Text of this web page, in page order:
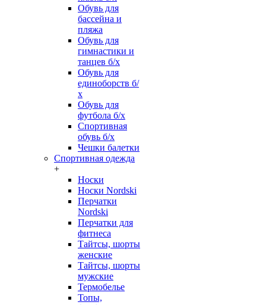
Обувь для
бассейна и
пляжа
Обувь для
гимнастики и
танцев б/х
Обувь для
единоборств б/
х
Обувь для
футбола б/х
Спортивная
обувь б/х
Чешки балетки
Спортивная одежда
+
Носки
Носки Nordski
Перчатки
Nordski
Перчатки для
фитнеса
Тайтсы, шорты
женские
Тайтсы, шорты
мужские
Термобелье
Топы,